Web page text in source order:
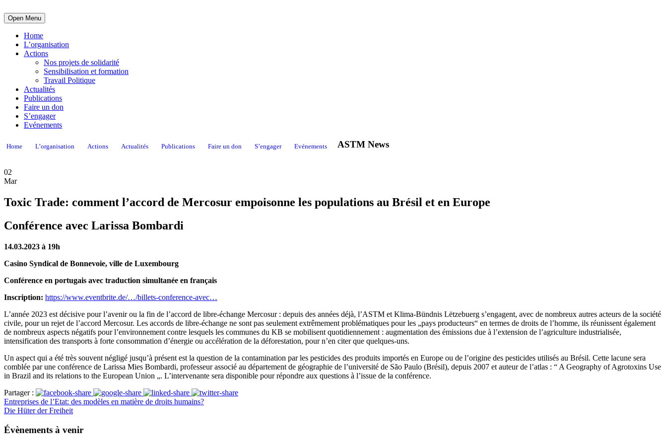
Open Menu
Home
L’organisation
Actions
Nos projets de solidarité
Sensibilisation et formation
Travail Politique
Actualités
Publications
Faire un don
S’engager
Evénements
Home L’organisation Actions Actualités Publications Faire un don S’engager Evénements ASTM News
02
Mar
Toxic Trade: comment l’accord de Mercosur empoisonne les populations au Brésil et en Europe
Conférence avec Larissa Bombardi
14.03.2023 à 19h
Casino Syndical de Bonnevoie, ville de Luxembourg
Conférence en portugais avec traduction simultanée en français
Inscription: https://www.eventbrite.de/…/billets-conference-avec…
L’année 2023 est décisive pour l’avenir ou la fin de l’accord de libre-échange Mercosur : depuis des années déjà, l’ASTM et Klima-Bündnis Lëtzebuerg s’engagent, avec de nombreux autres acteurs de la société
civile, pour un rejet de l’accord Mercosur. Les accords de libre-échange ne sont pas seulement extrêmement problématiques pour les „pays producteurs“ en termes de droits de l’homme, ils réunissent également
de nombreux aspects négatifs pour l’environnement contre lesquels les communes du KB se mobilisent quotidiennement : augmentation des émissions due à l’extension de l’agriculture industrialisée,
intensification des transports à forte consommation d’énergie ou accélération de la déforestation, pour n’en citer que quelques-uns.
Un aspect qui a été très souvent négligé jusqu’à présent est la question de la contamination par les pesticides des produits importés en Europe ou de l’origine des pesticides utilisés au Brésil. Cette lacune sera
comblée par une conférence de Larissa Mies Bombardi, professeur associé au département de géographie de l’université de São Paulo (Brésil), depuis 2007 et auteur de l’atlas : “ A Geography of Agrotoxins Use
in Brazil and its relations to the European Union „. L’intervenante sera disponible pour répondre aux questions à l’issue de la conférence.
Partager :
Entreprises de l’Etat: des modèles en matière de droits humains?
Die Hüter der Freiheit
Évènements à venir